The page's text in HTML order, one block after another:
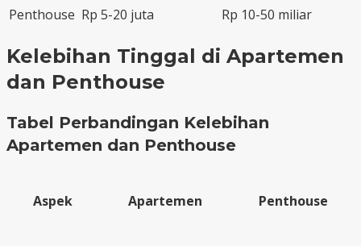
Penthouse Rp 5-20 juta Rp 10-50 miliar
Kelebihan Tinggal di Apartemen
dan Penthouse
Tabel Perbandingan Kelebihan
Apartemen dan Penthouse
Aspek Apartemen Penthouse